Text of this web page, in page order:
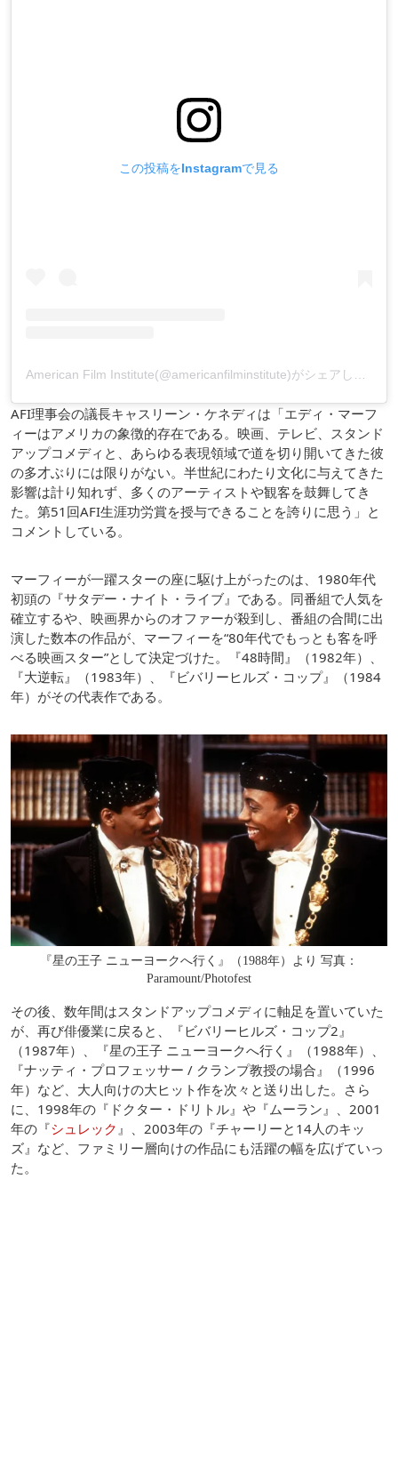
この投稿をInstagramで見る
AFI理事会の議長キャスリーン・ケネディは「エディ・マーフ
ィーはアメリカの象徴的存在である。映画、テレビ、スタンド
アップコメディと、あらゆる表現領域で道を切り開いてきた彼
の多才ぶりには限りがない。半世紀にわたり文化に与えてきた
影響は計り知れず、多くのアーティストや観客を鼓舞してき
た。第51回AFI生涯功労賞を授与できることを誇りに思う」と
コメントしている。
マーフィーが一躍スターの座に駆け上がったのは、1980年代
初頭の『サタデー・ナイト・ライブ』である。同番組で人気を
確立するや、映画界からのオファーが殺到し、番組の合間に出
演した数本の作品が、マーフィーを“80年代でもっとも客を呼
べる映画スター”として決定づけた。『48時間』（1982年）、
『大逆転』（1983年）、『ビバリーヒルズ・コップ』（1984
年）がその代表作である。
『星の王子 ニューヨークへ行く』（1988年）より 写真：
Paramount/Photofest
その後、数年間はスタンドアップコメディに軸足を置いていた
が、再び俳優業に戻ると、『ビバリーヒルズ・コップ2』
（1987年）、『星の王子 ニューヨークへ行く』（1988年）、
『ナッティ・プロフェッサー / クランプ教授の場合』（1996
年）など、大人向けの大ヒット作を次々と送り出した。さら
に、1998年の『ドクター・ドリトル』や『ムーラン』、2001
年の『シュレック 』、2003年の『チャーリーと14人のキッ
ズ』など、ファミリー層向けの作品にも活躍の幅を広げていっ
た。